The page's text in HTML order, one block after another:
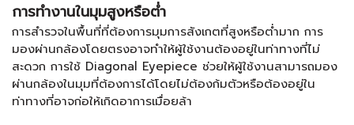
การทำงานในมุมสูงหรือต่ำ
การสำรวจในพื้นที่ที่ต้องการมุมการสังเกตที่สูงหรือต่ำมาก การ
มองผ่านกล้องโดยตรงอาจทำให้ผู้ใช้งานต้องอยู่ในท่าทางที่ไม่
สะดวก การใช้ Diagonal Eyepiece ช่วยให้ผู้ใช้งานสามารถมอง
ผ่านกล้องในมุมที่ต้องการได้โดยไม่ต้องก้มตัวหรือต้องอยู่ใน
ท่าทางที่อาจก่อให้เกิดอาการเมื่อยล้า